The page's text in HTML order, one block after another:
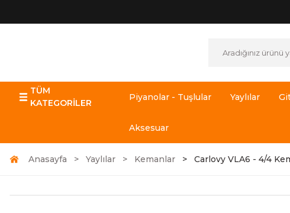
TÜM
KATEGORİLER
Piyanolar - Tuşlular Yaylılar
Aksesuar
Anasayfa Yaylılar Kemanlar Carlovy VLA6 - 4/4